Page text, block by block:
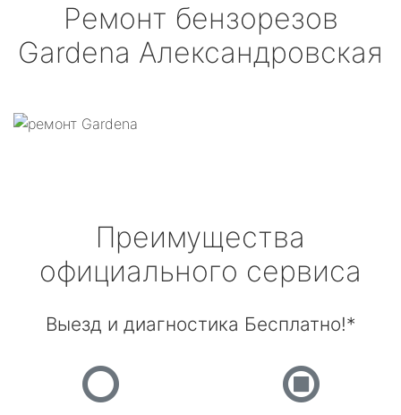
Ремонт бензорезов
Gardena Александровская
Преимущества
официального сервиса
Выезд и диагностика Бесплатно!*